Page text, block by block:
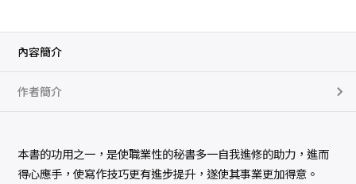
內容簡介
作者簡介
本書的功用之一，是使職業性的秘書多一自我進修的助力，進而
得心應手，使寫作技巧更有進步提升，遂使其事業更加得意。